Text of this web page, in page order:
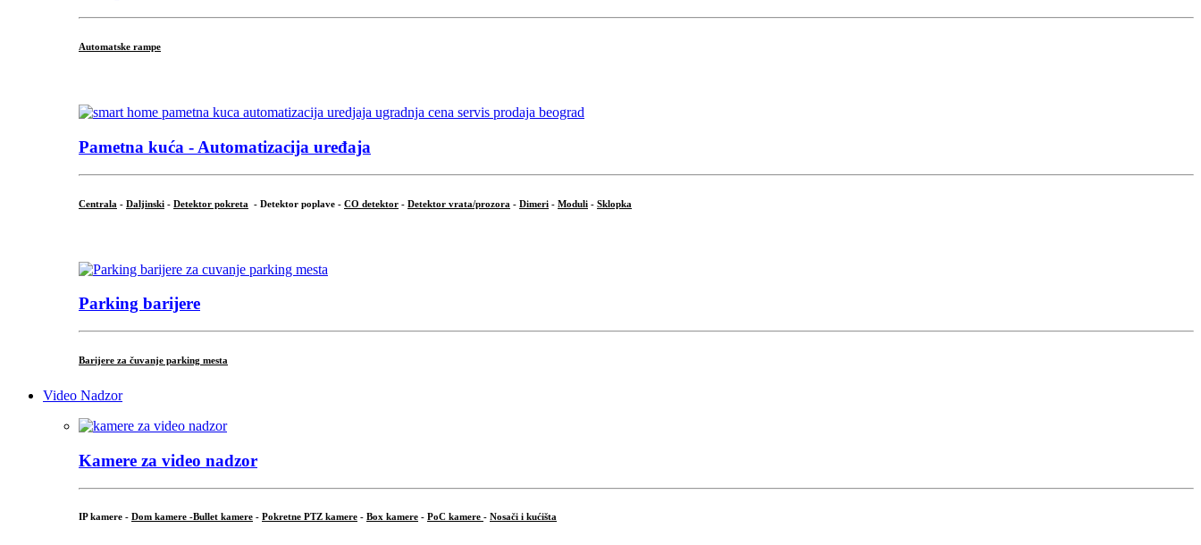
Automatske rampe
Pametna kuća - Automatizacija uređaja
Centrala - Daljinski - Detektor pokreta - Detektor poplave - CO detektor - Detektor vrata/prozora - Dimeri - Moduli - Sklopka
Parking barijere
Barijere za čuvanje parking mesta
Video Nadzor
Kamere za video nadzor
IP kamere - Dom kamere -Bullet kamere - Pokretne PTZ kamere - Box kamere - PoC kamere - Nosači i kućišta